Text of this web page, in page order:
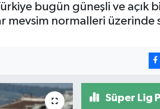
bugün güneşli ve açık
mevsim normalleri üzerinde
Süper Lig